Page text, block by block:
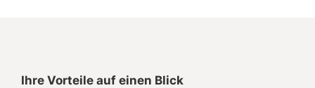
Ihre Vorteile auf einen Blick